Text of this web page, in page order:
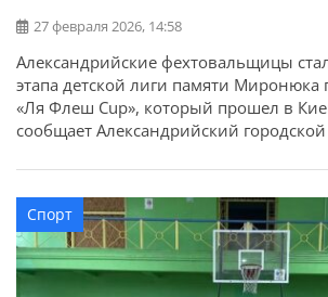
27 февраля 2026, 14:58
Александрийские фехтовальщицы
этапа детской лиги памяти
«Ля Флеш Cup», который прошел в
сообщает Александрийский городской
участниц из разных областей
представили воспитанники
КДЮСШ №2. По результатам
фехтовальщицы в своих категориях
спортсмены показали […]
Спорт